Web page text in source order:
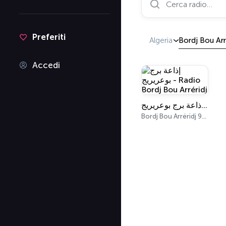
Preferiti
Accedi
Algeria Bordj Bou
إذاعة برج بوعريريج - Radio Bordj Bou Arréridj
Bordj Bou Arréridj 96.2 FM